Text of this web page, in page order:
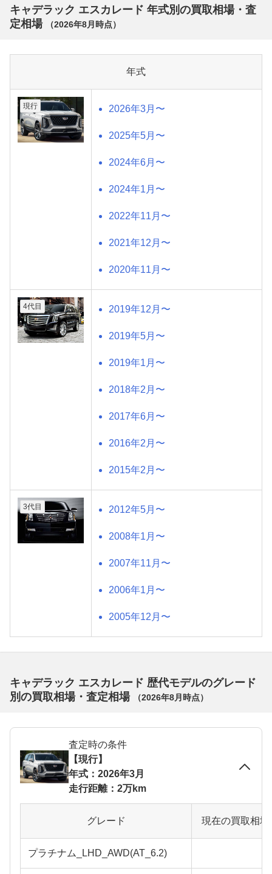
キャデラック エスカレード 年式別の買取相場・査
定相場
（2026年8月 時点）
年式
現行 2026年3月〜
2025年5月〜
2024年6月〜
2024年1月〜
2022年11月〜
2021年12月〜
2020年11月〜
4代目 2019年12月〜
2019年5月〜
2019年1月〜
2018年2月〜
2017年6月〜
2016年2月〜
2015年2月〜
3代目 2012年5月〜
2008年1月〜
2007年11月〜
2006年1月〜
2005年12月〜
キャデラック エスカレード 歴代モデルのグレード
別の買取相場・査定相場
（2026年8月 時点）
査定時の条件
【現行】
年式：2026年3月
走行距離：2万km
グレード 現在の買取相
プラチナム_LHD_AWD(AT_6.2)